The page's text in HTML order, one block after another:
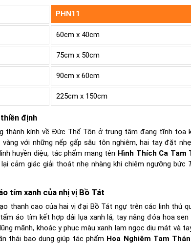
PHN11
60cm x 40cm
75cm x 50cm
90cm x 60cm
225cm x 150cm
định
thành kính về Đức Thế Tôn ở trung tâm đang tĩnh tọa
với những nếp gấp sâu tôn nghiêm, hai tay đặt
huyền diệu, tác phẩm mang tên Hình Thích Ca Tam
cảm giác giải thoát nhẹ nhàng khi chiêm ngưỡng bức
tím xanh của nhị vị Bồ Tát
thanh cao của hai vị đại Bồ Tát ngự trên các linh thú
áo tím kết hợp dải lụa xanh lá, tay nâng đóa hoa sen
mãnh, khoác y phục màu xanh lam ngọc dịu mát và
thái bao dung giúp tác phẩm Hoa Nghiêm Tam